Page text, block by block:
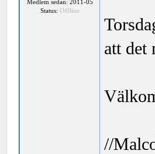
Medlem sedan: 2011-05
Status: Offline
att det
//